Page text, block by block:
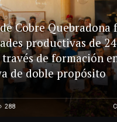
Cobre Quebradona
productivas de
través de formación
de doble propósito
288